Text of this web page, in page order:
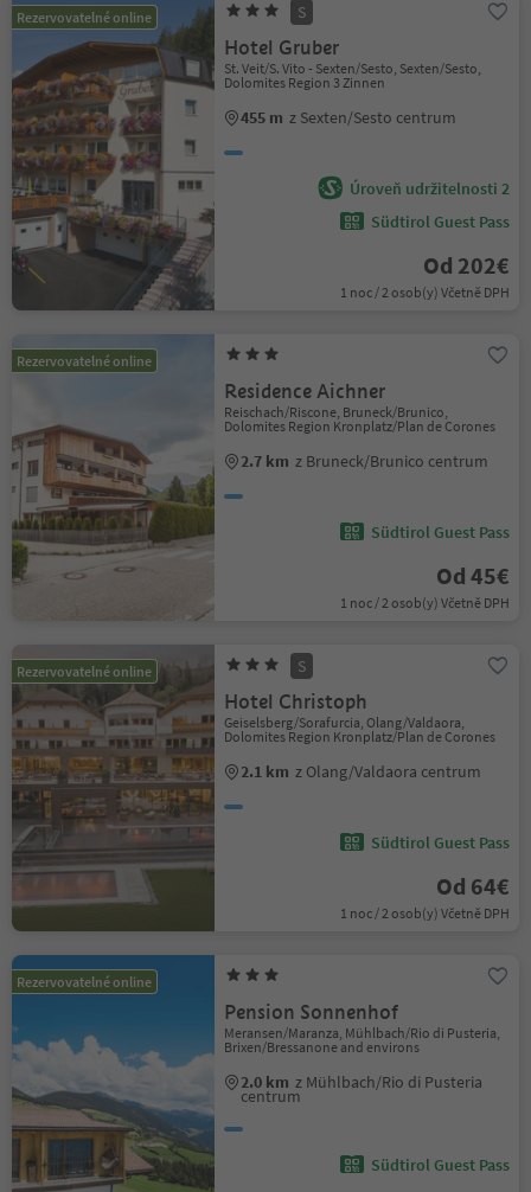
Rezervovatelné online S
Hotel Gruber
St. Veit/S. Vito - Sexten/Sesto, Sexten/Sesto,
Dolomites Region 3 Zinnen
455 m z Sexten/Sesto centrum
Úroveň udržitelnosti 2
Südtirol Guest Pass
Od 202€
1 noc / 2 osob(y) Včetně DPH
Rezervovatelné online
Residence Aichner
Reischach/Riscone, Bruneck/Brunico,
Dolomites Region Kronplatz/Plan de Corones
2.7 km z Bruneck/Brunico centrum
Südtirol Guest Pass
Od 45€
1 noc / 2 osob(y) Včetně DPH
Rezervovatelné online S
Hotel Christoph
Geiselsberg/Sorafurcia, Olang/Valdaora,
Dolomites Region Kronplatz/Plan de Corones
2.1 km z Olang/Valdaora centrum
Südtirol Guest Pass
Od 64€
1 noc / 2 osob(y) Včetně DPH
Rezervovatelné online
Pension Sonnenhof
Meransen/Maranza, Mühlbach/Rio di Pusteria,
Brixen/Bressanone and environs
2.0 km z Mühlbach/Rio di Pusteria
centrum
Südtirol Guest Pass